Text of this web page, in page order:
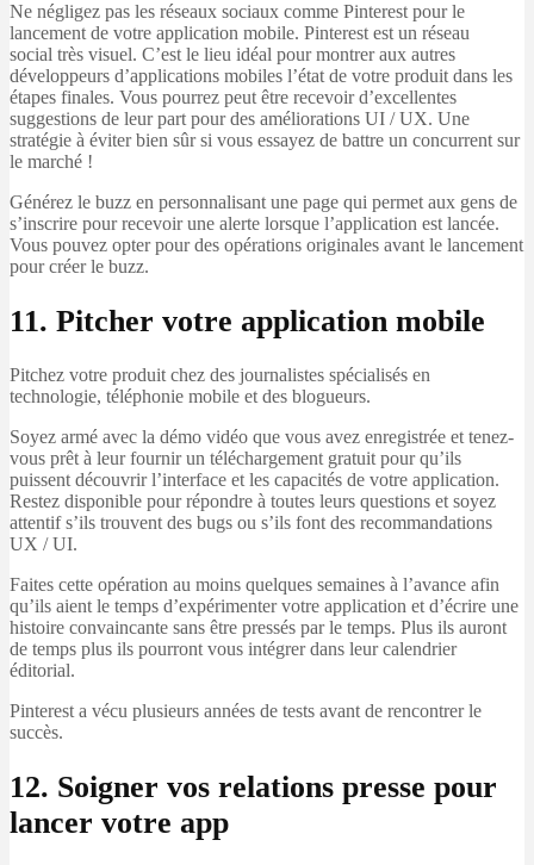
Ne négligez pas les réseaux sociaux comme Pinterest pour le
lancement de votre application mobile. Pinterest est un réseau
social très visuel. C’est le lieu idéal pour montrer aux autres
développeurs d’applications mobiles l’état de votre produit dans les
étapes finales. Vous pourrez peut être recevoir d’excellentes
suggestions de leur part pour des améliorations UI / UX. Une
stratégie à éviter bien sûr si vous essayez de battre un concurrent sur
le marché !
Générez le buzz en personnalisant une page qui permet aux gens de
s’inscrire pour recevoir une alerte lorsque l’application est lancée.
Vous pouvez opter pour des opérations originales avant le lancement
pour créer le buzz.
11. Pitcher votre application mobile
Pitchez votre produit chez des journalistes spécialisés en
technologie, téléphonie mobile et des blogueurs.
Soyez armé avec la démo vidéo que vous avez enregistrée et tenez-
vous prêt à leur fournir un téléchargement gratuit pour qu’ils
puissent découvrir l’interface et les capacités de votre application.
Restez disponible pour répondre à toutes leurs questions et soyez
attentif s’ils trouvent des bugs ou s’ils font des recommandations
UX / UI.
Faites cette opération au moins quelques semaines à l’avance afin
qu’ils aient le temps d’expérimenter votre application et d’écrire une
histoire convaincante sans être pressés par le temps. Plus ils auront
de temps plus ils pourront vous intégrer dans leur calendrier
éditorial.
Pinterest a vécu plusieurs années de tests avant de rencontrer le
succès.
12. Soigner vos relations presse pour
lancer votre app